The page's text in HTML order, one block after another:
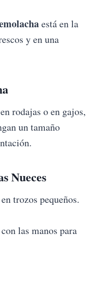
está en la
y en una
rodajas o en gajos,
un tamaño
Nueces
trozos pequeños.
las manos para